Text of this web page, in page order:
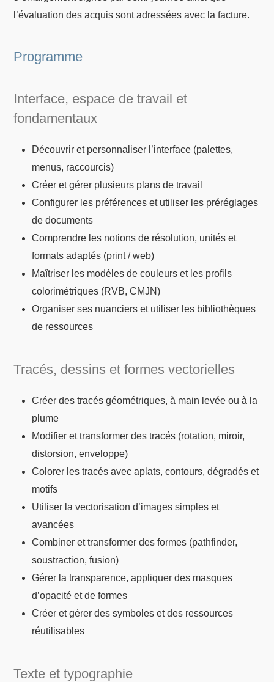
l’évaluation des acquis sont adressées avec la facture.
Programme
Interface, espace de travail et
fondamentaux
Découvrir et personnaliser l’interface (palettes,
menus, raccourcis)
Créer et gérer plusieurs plans de travail
Configurer les préférences et utiliser les préréglages
de documents
Comprendre les notions de résolution, unités et
formats adaptés (print / web)
Maîtriser les modèles de couleurs et les profils
colorimétriques (RVB, CMJN)
Organiser ses nuanciers et utiliser les bibliothèques
de ressources
Tracés, dessins et formes vectorielles
Créer des tracés géométriques, à main levée ou à la
plume
Modifier et transformer des tracés (rotation, miroir,
distorsion, enveloppe)
Colorer les tracés avec aplats, contours, dégradés et
motifs
Utiliser la vectorisation d’images simples et
avancées
Combiner et transformer des formes (pathfinder,
soustraction, fusion)
Gérer la transparence, appliquer des masques
d’opacité et de formes
Créer et gérer des symboles et des ressources
réutilisables
Texte et typographie